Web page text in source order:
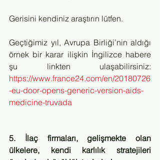
Gerisini kendiniz araştırın lütfen.
Geçtiğimiz yıl, Avrupa Birliği’nin aldığı
örnek bir karar ilişkin İngilizce habere
https://www.france24.com/en/20180726
-eu-door-opens-generic-version-aids-
medicine-truvada
5. İlaç firmaları, gelişmekte olan
ülkelere, kendi karlılık stratejileri